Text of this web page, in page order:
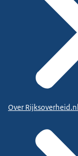
Over Rijksoverheid.nl